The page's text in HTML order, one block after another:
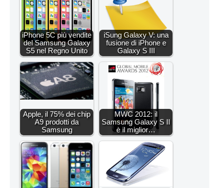
iPhone 5C più vendite
del Samsung Galaxy
S5 nel Regno Unito
iSung Galaxy V: una
fusione di iPhone e
Galaxy S III
Apple, il 75% dei chip
A9 prodotti da
Samsung
MWC 2012: il
Samsung Galaxy S II
è il miglior…